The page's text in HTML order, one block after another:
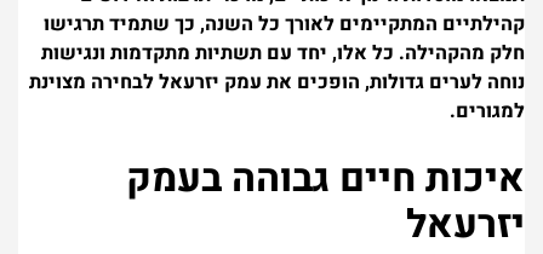
קהילתיים המתקיימים לאורך כל השנה, כך שתמיד תרגישו
חלק מהקהילה. כל אלו, יחד עם תשתיות מתקדמות ונגישות
נוחה לערים גדולות, הופכים את עמק יזרעאל לבחירה מצוינת
למגורים.
איכות חיים גבוהה בעמק
יזרעאל